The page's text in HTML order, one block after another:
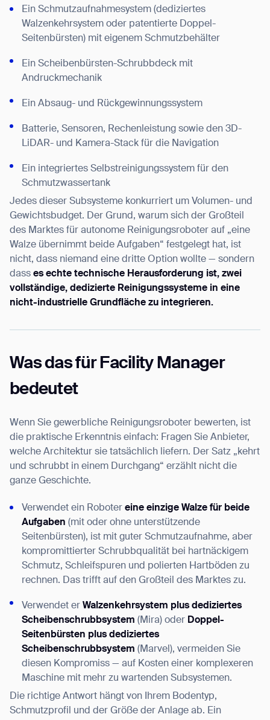
Ein Schmutzaufnahmesystem (dediziertes
Walzenkehrsystem oder patentierte Doppel-
Seitenbürsten) mit eigenem Schmutzbehälter
Ein Scheibenbürsten-Schrubbdeck mit
Andruckmechanik
Ein Absaug- und Rückgewinnungssystem
Batterie, Sensoren, Rechenleistung sowie den 3D-
LiDAR- und Kamera-Stack für die Navigation
Ein integriertes Selbstreinigungssystem für den
Schmutzwassertank
Jedes dieser Subsysteme konkurriert um Volumen- und
Gewichtsbudget. Der Grund, warum sich der Großteil
des Marktes für autonome Reinigungsroboter auf „eine
Walze übernimmt beide Aufgaben“ festgelegt hat, ist
nicht, dass niemand eine dritte Option wollte — sondern
dass es echte technische Herausforderung ist, zwei
vollständige, dedizierte Reinigungssysteme in eine
nicht-industrielle Grundfläche zu integrieren.
Was das für Facility Manager
bedeutet
Wenn Sie gewerbliche Reinigungsroboter bewerten, ist
die praktische Erkenntnis einfach: Fragen Sie Anbieter,
welche Architektur sie tatsächlich liefern. Der Satz „kehrt
und schrubbt in einem Durchgang“ erzählt nicht die
ganze Geschichte.
Verwendet ein Roboter eine einzige Walze für beide
Aufgaben (mit oder ohne unterstützende
Seitenbürsten), ist mit guter Schmutzaufnahme, aber
kompromittierter Schrubbqualität bei hartnäckigem
Schmutz, Schleifspuren und polierten Hartböden zu
rechnen. Das trifft auf den Großteil des Marktes zu.
Verwendet er Walzenkehrsystem plus dediziertes
Scheibenschrubbsystem (Mira) oder Doppel-
Seitenbürsten plus dediziertes
Scheibenschrubbsystem (Marvel), vermeiden Sie
diesen Kompromiss — auf Kosten einer komplexeren
Maschine mit mehr zu wartenden Subsystemen.
Die richtige Antwort hängt von Ihrem Bodentyp,
Schmutzprofil und der Größe der Anlage ab. Ein